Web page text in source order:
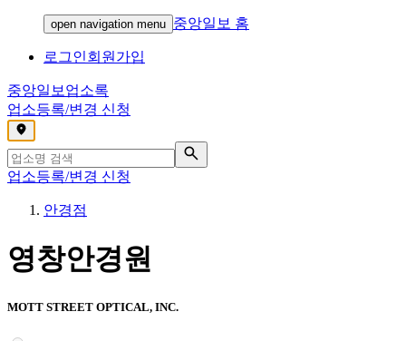
open navigation menu 중앙일보 홈
로그인회원가입
중앙일보 업소록
업소등록/변경 신청
,
업소등록/변경 신청
안경점
영창안경원
MOTT STREET OPTICAL, INC.